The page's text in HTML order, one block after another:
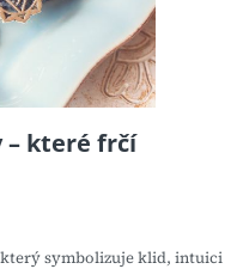
– které frčí
symbolizuje klid, intuici